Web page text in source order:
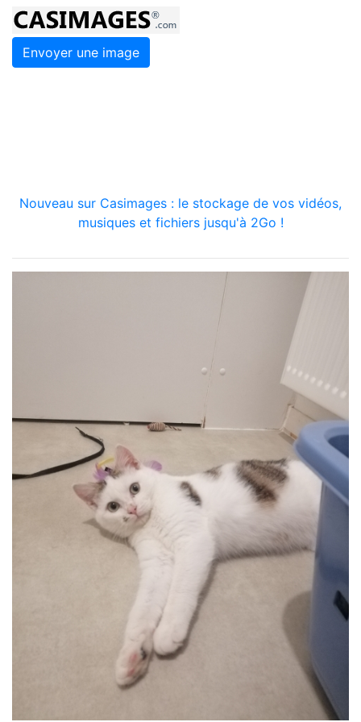
Envoyer une image
Nouveau sur Casimages : le stockage de vos vidéos,
musiques et fichiers jusqu'à 2Go !